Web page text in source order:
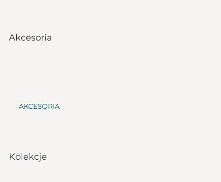
Akcesoria
AKCESORIA
Kolekcje